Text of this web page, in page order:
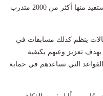
والشباب في مختلف المحافظات، حيث يستفيد منها أكثر من 2000 متدرب
ينظم كذلك مسابقات في
تعزيز وعيهم بكيفية
التي تساعدهم في حماية